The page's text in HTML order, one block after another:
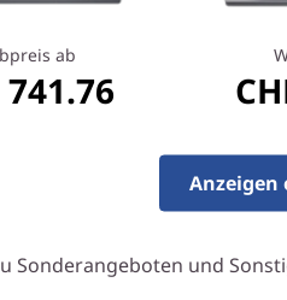
Daten
ab
741.76
Anzeigen
Sonderangeboten und